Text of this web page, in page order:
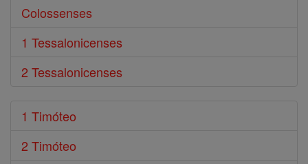
Colossenses
1 Tessalonicenses
2 Tessalonicenses
1 Timóteo
2 Timóteo